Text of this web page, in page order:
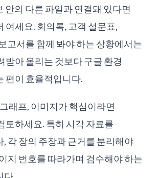
안의 다른 파일과 연결돼 있다면
여세요. 회의록, 고객 설문표,
고서를 함께 봐야 하는 상황에서는
받아 올리는 것보다 구글 환경
편이 효율적입니다.
래프, 이미지가 핵심이라면
토하세요. 특히 시각 자료를
각 장의 주장과 근거를 분리해야
지 번호를 따라가며 검수해야 하는